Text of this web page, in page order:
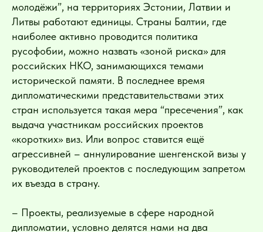
молодёжи”, на территориях Эстонии, Латвии и
Литвы работают единицы. Страны Балтии, где
наиболее активно проводится политика
русофобии, можно назвать «зоной риска» для
российских НКО, занимающихся темами
исторической памяти. В последнее время
дипломатическими представительствами этих
стран используется такая мера “пресечения”, как
выдача участникам российских проектов
«коротких» виз. Или вопрос ставится ещё
агрессивней – аннулирование шенгенской визы у
руководителей проектов с последующим запретом
их въезда в страну.
– Проекты, реализуемые в сфере народной
дипломатии, условно делятся нами на два